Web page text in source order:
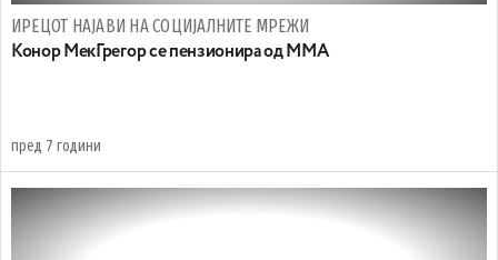
ИРЕЦОТ НАЈАВИ НА СОЦИЈАЛНИТЕ МРЕЖИ
Конор МекГрегор се пензионира од ММА
пред 7 години